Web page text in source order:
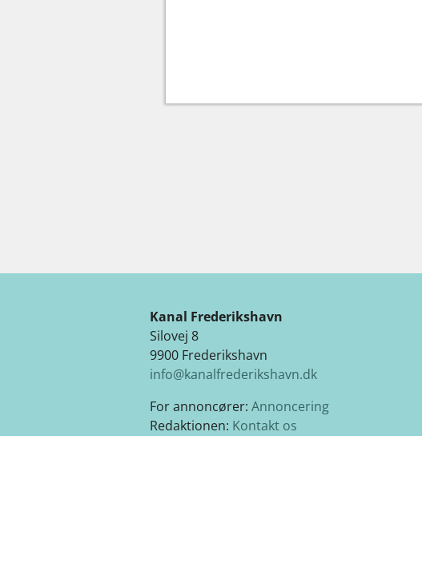
Kanal Frederikshavn
Silovej 8
9900 Frederikshavn
info@kanalfrederikshavn.dk
For annoncører: Annoncering
Redaktionen: Kontakt os